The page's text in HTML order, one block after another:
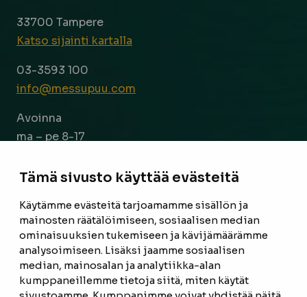
Tämä sivusto käyttää evästeitä
Käytämme evästeitä tarjoamamme sisällön ja
mainosten räätälöimiseen, sosiaalisen median
ominaisuuksien tukemiseen ja kävijämäärämme
analysoimiseen. Lisäksi jaamme sosiaalisen
median, mainosalan ja analytiikka-alan
kumppaneillemme tietoja siitä, miten käytät
33700 Tampere
Katso sijainti kartalla
03-3593 100
info@messupuu.com
Avoinna
ma – pe 8-17
ETUSIVU
TUOTTEET
REFERENSSIT